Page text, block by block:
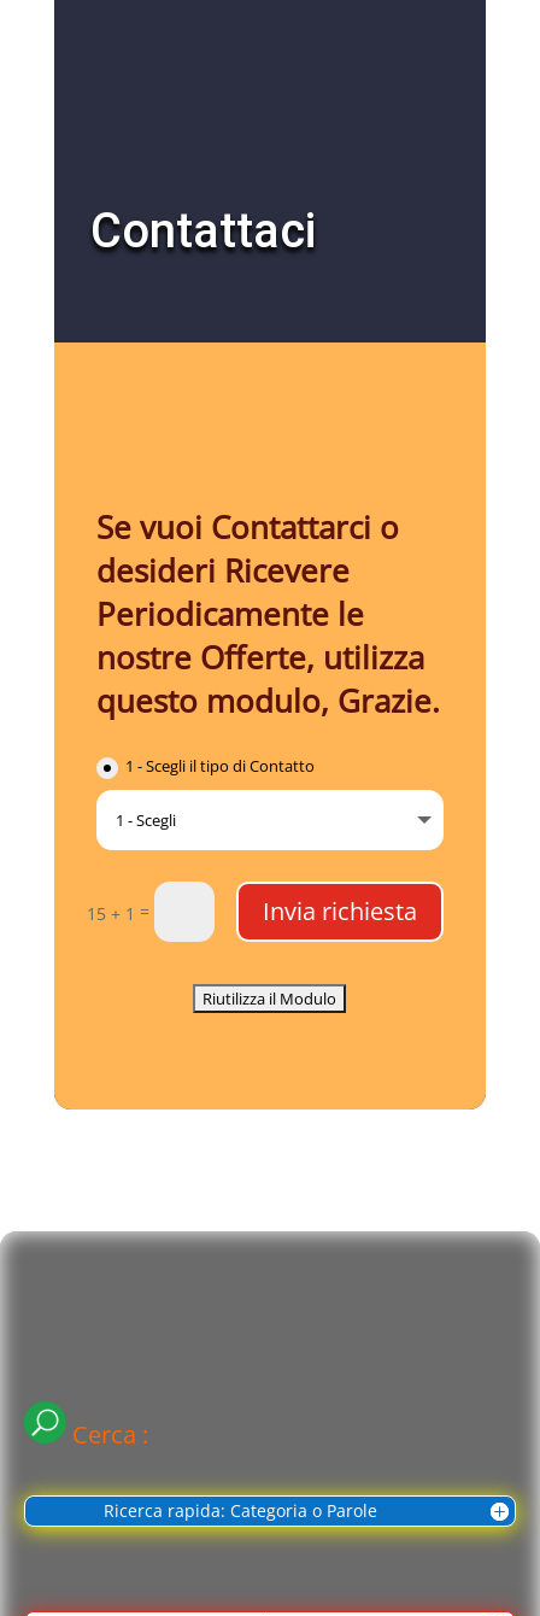
Contattaci
Se vuoi Contattarci o
desideri Ricevere
Periodicamente le
nostre Offerte, utilizza
questo modulo, Grazie.
1 - Scegli il tipo di Contatto
15 + 1 = Invia richiesta
Cerca :
Ricerca rapida: Categoria o Parole